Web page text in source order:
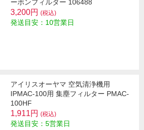
ーボンフィルター 106488
3,200円 (税込)
発送目安：10営業日
アイリスオーヤマ 空気清浄機用
IPMAC-100用 集塵フィルター PMAC-
100HF
1,911円 (税込)
発送目安：5営業日